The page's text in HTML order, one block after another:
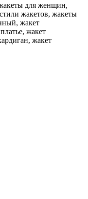
для женщин,
жакетов, жакеты
жакет
жакет
жакет